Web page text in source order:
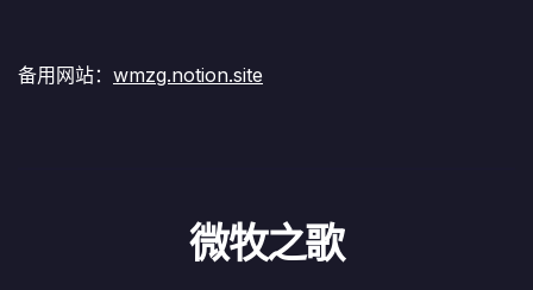
备用网站： wmzg.notion.site
微牧之歌